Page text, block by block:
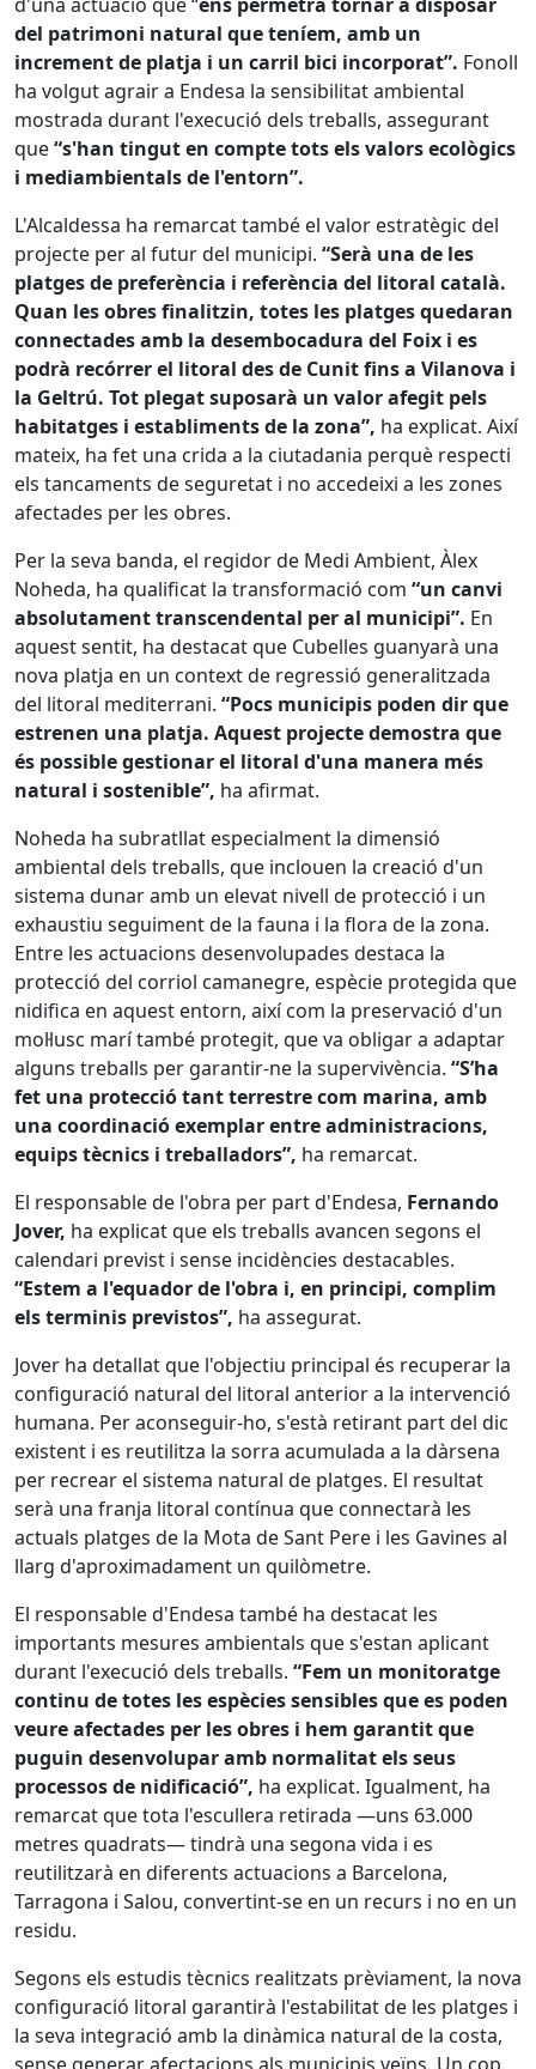
del patrimoni natural que teníem, amb un
increment de platja i un carril bici incorporat”. Fonoll
ha volgut agrair a Endesa la sensibilitat ambiental
mostrada durant l'execució dels treballs, assegurant
que“s'han tingut en compte tots els valors ecològics
i mediambientals de l'entorn”.
L'Alcaldessa ha remarcat també el valor estratègic del
projecte per al futur del municipi. “Serà una de les
platges de preferència i referència del litoral català.
Quan les obres finalitzin, totes les platges quedaran
connectades amb la desembocadura del Foix i es
podrà recórrer el litoral des de Cunit fins a Vilanova i
la Geltrú. Tot plegat suposarà un valor afegit pels
habitatges i establiments de la zona”, ha explicat. Així
mateix, ha fet una crida a la ciutadania perquè respecti
els tancaments de seguretat i no accedeixi a les zones
afectades per les obres.
Per la seva banda, el regidor de Medi Ambient, Àlex
Noheda, ha qualificat la transformació com “un canvi
absolutament transcendental per al municipi”. En
aquest sentit, ha destacat que Cubelles guanyarà una
nova platja en un context de regressió generalitzada
del litoral mediterrani. “Pocs municipis poden dir que
estrenen una platja. Aquest projecte demostra que
és possible gestionar el litoral d'una manera més
natural i sostenible”, ha afirmat.
Noheda ha subratllat especialment la dimensió
ambiental dels treballs, que inclouen la creació d'un
sistema dunar amb un elevat nivell de protecció i un
exhaustiu seguiment de la fauna i la flora de la zona.
Entre les actuacions desenvolupades destaca la
protecció del corriol camanegre, espècie protegida que
nidifica en aquest entorn, així com la preservació d'un
mol·lusc marí també protegit, que va obligar a adaptar
alguns treballs per garantir-ne la supervivència. “S’ha
fet una protecció tant terrestre com marina, amb
una coordinació exemplar entre administracions,
equips tècnics i treballadors”, ha remarcat.
El responsable de l'obra per part d'Endesa, Fernando
Jover, ha explicat que els treballs avancen segons el
calendari previst i sense incidències destacables.
“Estem a l'equador de l'obra i, en principi, complim
els terminis previstos”, ha assegurat.
Jover ha detallat que l'objectiu principal és recuperar la
configuració natural del litoral anterior a la intervenció
humana. Per aconseguir-ho, s'està retirant part del dic
existent i es reutilitza la sorra acumulada a la dàrsena
per recrear el sistema natural de platges. El resultat
serà una franja litoral contínua que connectarà les
actuals platges de la Mota de Sant Pere i les Gavines al
llarg d'aproximadament un quilòmetre.
El responsable d'Endesa també ha destacat les
importants mesures ambientals que s'estan aplicant
durant l'execució dels treballs. “Fem un monitoratge
continu de totes les espècies sensibles que es poden
veure afectades per les obres i hem garantit que
puguin desenvolupar amb normalitat els seus
processos de nidificació”, ha explicat. Igualment, ha
remarcat que tota l'escullera retirada —uns 63.000
metres quadrats— tindrà una segona vida i es
reutilitzarà en diferents actuacions a Barcelona,
Tarragona i Salou, convertint-se en un recurs i no en un
residu.
Segons els estudis tècnics realitzats prèviament, la nova
configuració litoral garantirà l'estabilitat de les platges i
la seva integració amb la dinàmica natural de la costa,